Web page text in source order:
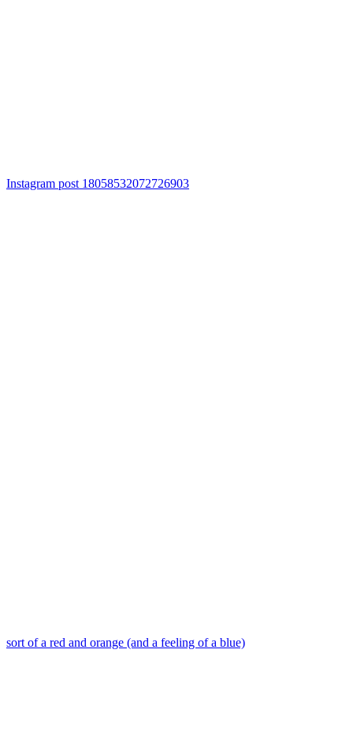
Instagram post 18058532072726903
sort of a red and orange (and a feeling of a blue)